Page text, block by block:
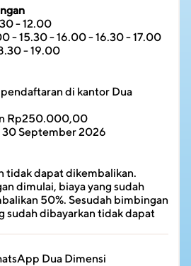
- 12.00
- 15.30 - 16.00 - 16.30 - 17.00
- 19.00
di kantor Dua
Rp250.000,00
30 September 2026
tidak dapat dikembalikan.
dimulai, biaya yang sudah
50%. Sesudah bimbingan
sudah dibayarkan tidak dapat
Dua Dimensi